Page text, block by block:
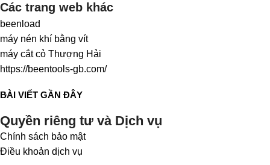
Các trang web khác
beenload
máy nén khí bằng vít
máy cắt cỏ Thượng Hải
https://beentools-gb.com/
BÀI VIẾT GẦN ĐÂY
Quyền riêng tư và Dịch vụ
Chính sách bảo mật
Điều khoản dịch vụ